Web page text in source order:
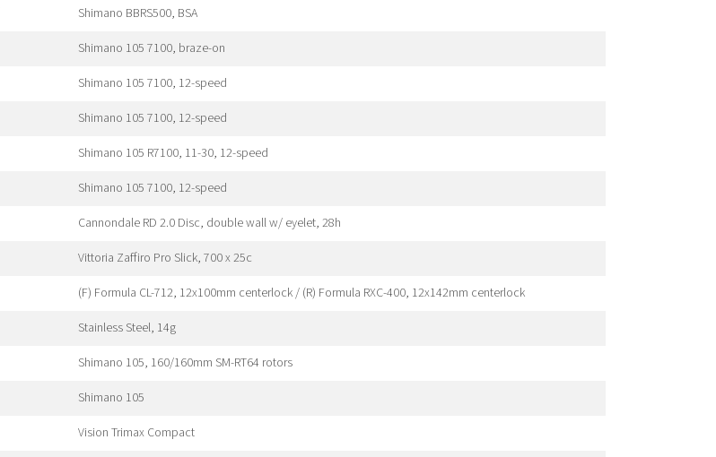
Shimano BBRS500, BSA
Shimano 105 7100, braze-on
Shimano 105 7100, 12-speed
Shimano 105 7100, 12-speed
Shimano 105 R7100, 11-30, 12-speed
Shimano 105 7100, 12-speed
Cannondale RD 2.0 Disc, double wall w/ eyelet, 28h
Vittoria Zaffiro Pro Slick, 700 x 25c
(F) Formula CL-712, 12x100mm centerlock / (R) Formula RXC-400, 12x142mm centerlock
Stainless Steel, 14g
Shimano 105, 160/160mm SM-RT64 rotors
Shimano 105
Vision Trimax Compact